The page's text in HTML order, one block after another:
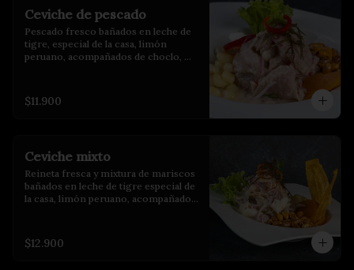
Ceviche de pescado
Pescado fresco bañados en leche de
tigre, especial de la casa, limón
peruano, acompañados de choclo,
$11.900
Ceviche mixto
Reineta fresca y mixtura de mariscos
bañados en leche de tigre especial de
la casa, limón peruano, acompañados
$12.900